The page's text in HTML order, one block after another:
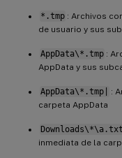
*.tmp : Archivos
de usuario y sus
AppData\*.tmp :
AppData y sus
AppData\*.tmp|
:
carpeta AppData
Downloads\*\a.txt
inmediata de la